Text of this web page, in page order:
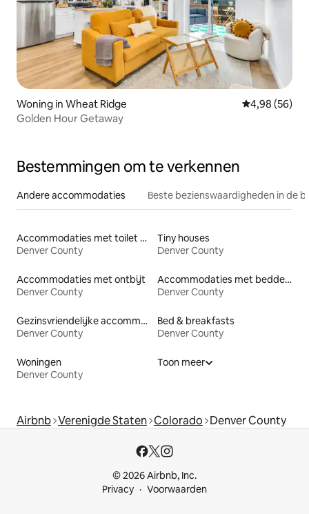
Woning in Wheat Ridge Gemiddelde
4,98 (56)
Golden Hour Getaway
Bestemmingen om te verkennen
Andere accommodaties Beste bezienswaardigheden in de
Accommodaties met toilet op toegankelijke hoogte
Denver County
Tiny houses
Denver County
Accommodaties met ontbijt
Denver County
Accommodaties met bedden op toegankelijke hoogte
Denver County
Gezinsvriendelijke accommodaties
Denver County
Bed & breakfasts
Denver County
Woningen
Denver County
Toon meer
Airbnb Verenigde Staten Colorado Denver County
© 2026 Airbnb, Inc.
Privacy
Voorwaarden